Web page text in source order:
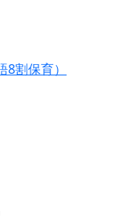
割保育）